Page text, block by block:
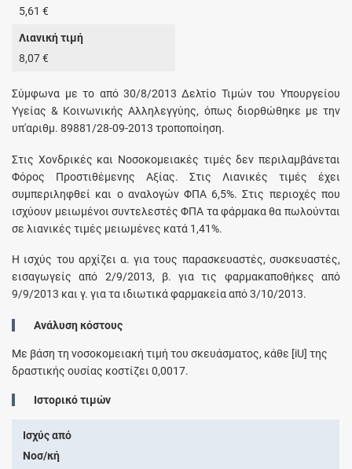
5,61 €
Λιανική τιμή
8,07 €
Σύμφωνα με το από 30/8/2013 Δελτίο Τιμών του Υπουργείου
Υγείας & Κοινωνικής Αλληλεγγύης, όπως διορθώθηκε με την
υπ'αριθμ. 89881/28-09-2013 τροποποίηση.
Στις Χονδρικές και Νοσοκομειακές τιμές δεν περιλαμβάνεται
Φόρος Προστιθέμενης Αξίας. Στις Λιανικές τιμές έχει
συμπεριληφθεί και ο αναλογών ΦΠΑ 6,5%. Στις περιοχές που
ισχύουν μειωμένοι συντελεστές ΦΠΑ τα φάρμακα θα πωλούνται
σε λιανικές τιμές μειωμένες κατά 1,41%.
Η ισχύς του αρχίζει α. για τους παρασκευαστές, συσκευαστές,
εισαγωγείς από 2/9/2013, β. για τις φαρμακαποθήκες από
9/9/2013 και γ. για τα ιδιωτικά φαρμακεία από 3/10/2013.
Ανάλυση κόστους
Με βάση τη νοσοκομειακή τιμή του σκευάσματος, κάθε [iU] της
δραστικής ουσίας κοστίζει0,0017.
Ιστορικό τιμών
Ισχύς από
Νοσ/κή